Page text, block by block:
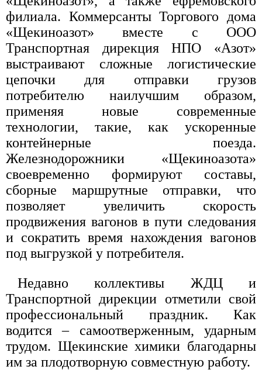
филиала. Коммерсанты Торгового дома
«Щекиноазот» вместе с ООО
Транспортная дирекция НПО «Азот»
выстраивают сложные логистические
цепочки для отправки грузов
потребителю наилучшим образом,
применяя новые современные
технологии, такие, как ускоренные
контейнерные поезда.
Железнодорожники «Щекиноазота»
своевременно формируют составы,
сборные маршрутные отправки, что
позволяет увеличить скорость
продвижения вагонов в пути следования
и сократить время нахождения вагонов
под выгрузкой у потребителя.
Недавно коллективы ЖДЦ и
Транспортной дирекции отметили свой
профессиональный праздник. Как
водится – самоотверженным, ударным
трудом. Щекинские химики благодарны
им за плодотворную совместную работу.